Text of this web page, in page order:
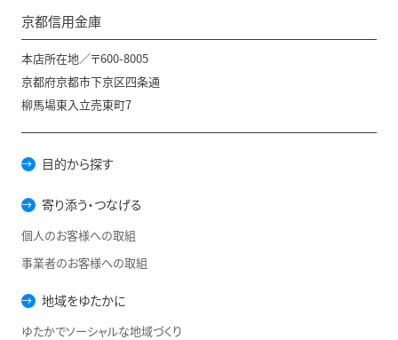
京都信用金庫
本店所在地／〒600-8005
京都府京都市下京区四条通
柳馬場東入立売東町7
目的から探す
寄り添う・つなげる
個人のお客様への取組
事業者のお客様への取組
地域をゆたかに
ゆたかでソーシャルな地域づくり